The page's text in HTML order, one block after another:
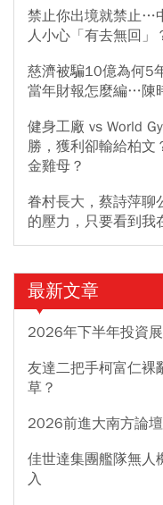
禁止你出境就禁止…
人小心「有去無回」
慈濟被騙10億為何5
當年財報怎麼編…陳
健身工廠 vs World
勝，獲利卻輸給柏
金雞母？
眷村長大，蔡詩萍聊
的壓力，只要看到我
最新文章
2026年下半年投資
友達二把手柯富仁裸
草？
2026前進大南方論壇
佳世達集團艦隊無人
入